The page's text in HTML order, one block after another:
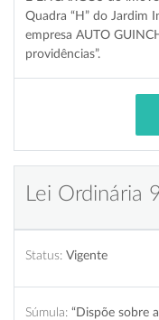
Quadra “H” do Jardim
empresa AUTO
providências”.
Lei
Status: Vigente
Súmula: “Dispõe sobre